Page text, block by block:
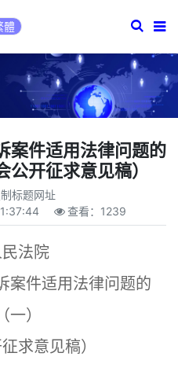
體
案件适用法律问题的
开征求意见稿）
标题网址
查看： 1239
法院
案件适用法律问题的
一）
求意见稿）